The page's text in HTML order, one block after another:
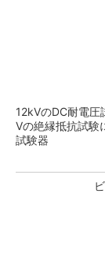
12kVのDC耐電圧
Vの絶縁抵抗試験
試験器